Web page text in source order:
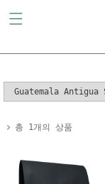
총 1개의 상품